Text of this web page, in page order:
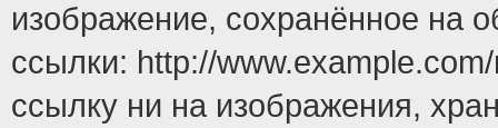
изображение, сохранённое на
ссылки: http://
ссылку ни на изображения,